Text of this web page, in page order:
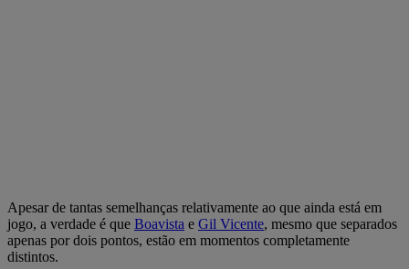
Apesar de tantas semelhanças relativamente ao que ainda está em
jogo, a verdade é que Boavista e Gil Vicente, mesmo que separados
apenas por dois pontos, estão em momentos completamente
distintos.